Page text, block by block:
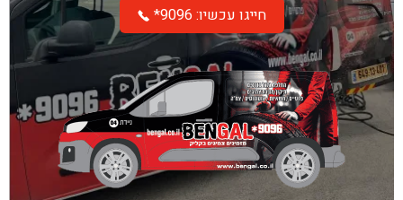
*חייגו עכשיו: 9096